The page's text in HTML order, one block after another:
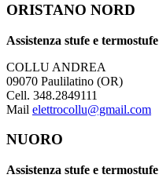
ORISTANO NORD
Assistenza stufe e termostufe
COLLU ANDREA
09070 Paulilatino (OR)
Cell. 348.2849111
Mail elettrocollu@gmail.com
NUORO
Assistenza stufe e termostufe